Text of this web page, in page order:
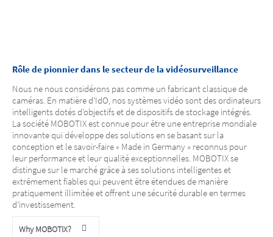
Rôle de pionnier dans le secteur de la vidéosurveillance
Nous ne nous considérons pas comme un fabricant classique de
caméras. En matière d’IdO, nos systèmes vidéo sont des ordinateurs
intelligents dotés d’objectifs et de dispositifs de stockage intégrés.
La société MOBOTIX est connue pour être une entreprise mondiale
innovante qui développe des solutions en se basant sur la
conception et le savoir-faire « Made in Germany » reconnus pour
leur performance et leur qualité exceptionnelles. MOBOTIX se
distingue sur le marché grâce à ses solutions intelligentes et
extrêmement fiables qui peuvent être étendues de manière
pratiquement illimitée et offrent une sécurité durable en termes
d’investissement.
Why MOBOTIX?